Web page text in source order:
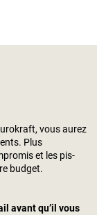
vous aurez
Plus
et les pis-
budget.
avant qu’il vous